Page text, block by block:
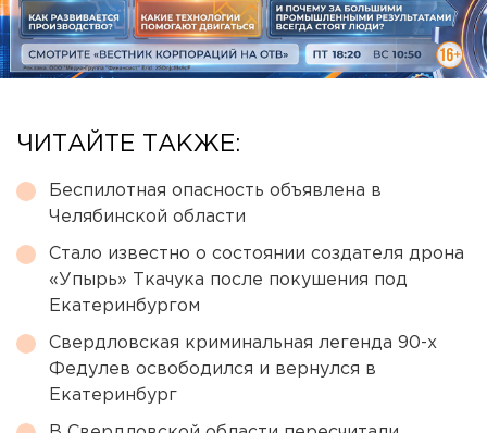
ЧИТАЙТЕ ТАКЖЕ:
Беспилотная опасность объявлена в
Челябинской области
Стало известно о состоянии создателя дрона
«Упырь» Ткачука после покушения под
Екатеринбургом
Свердловская криминальная легенда 90-х
Федулев освободился и вернулся в
Екатеринбург